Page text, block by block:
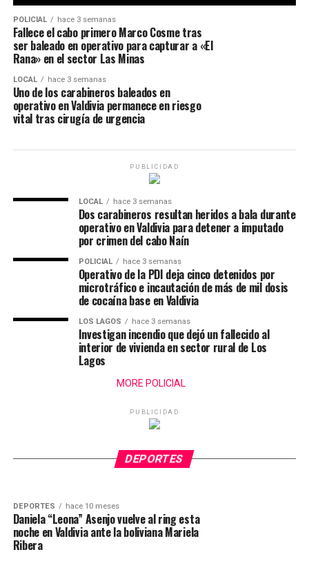
POLICIAL hace 3 semanas
Fallece el cabo primero Marco Cosme tras
ser baleado en operativo para capturar a «El
Rana» en el sector Las Minas
LOCAL hace 3 semanas
Uno de los carabineros baleados en
operativo en Valdivia permanece en riesgo
vital tras cirugía de urgencia
PUBLICIDAD
LOCAL hace 3 semanas
Dos carabineros resultan heridos a bala durante
operativo en Valdivia para detener a imputado
por crimen del cabo Naín
POLICIAL hace 3 semanas
Operativo de la PDI deja cinco detenidos por
microtráfico e incautación de más de mil dosis
de cocaína base en Valdivia
LOS LAGOS hace 3 semanas
Investigan incendio que dejó un fallecido al
interior de vivienda en sector rural de Los
Lagos
MORE POLICIAL
PUBLICIDAD
DEPORTES
hace 10 meses
“La Leona” Asenjo ganó con fuerza y corazón
en una gran noche de boxeo en Dreams
Valdivia
Sebastián “Lobo” Fontanilla se consagra como
nuevo campeón chileno Superwelter
DEPORTES hace 10 meses
Daniela “Leona” Asenjo vuelve al ring esta
noche en Valdivia ante la boliviana Mariela
Ribera